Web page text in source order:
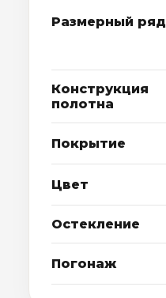
Размерный ряд
Конструкция
полотна
Покрытие
Цвет
Остекление
Погонаж